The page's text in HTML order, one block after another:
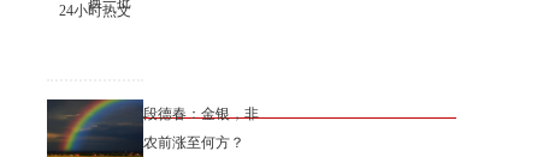
24小时热文
段德春：金银，非
农前涨至何方？